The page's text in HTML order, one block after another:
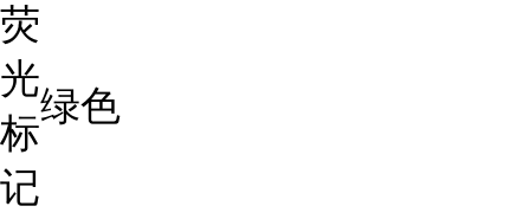
荧
光
标
记
绿色